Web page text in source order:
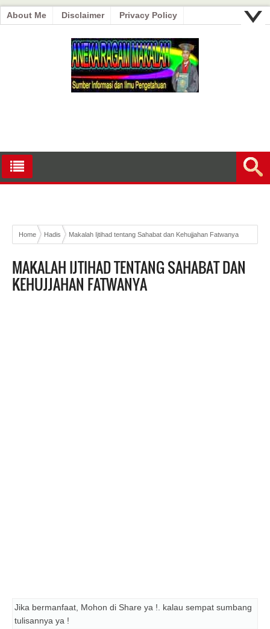
About Me Disclaimer Privacy Policy
Home Hadis Makalah Ijtihad tentang Sahabat dan Kehujjahan Fatwanya
MAKALAH IJTIHAD TENTANG SAHABAT DAN
KEHUJJAHAN FATWANYA
Jika bermanfaat, Mohon di Share ya !. kalau sempat sumbang
tulisannya ya !